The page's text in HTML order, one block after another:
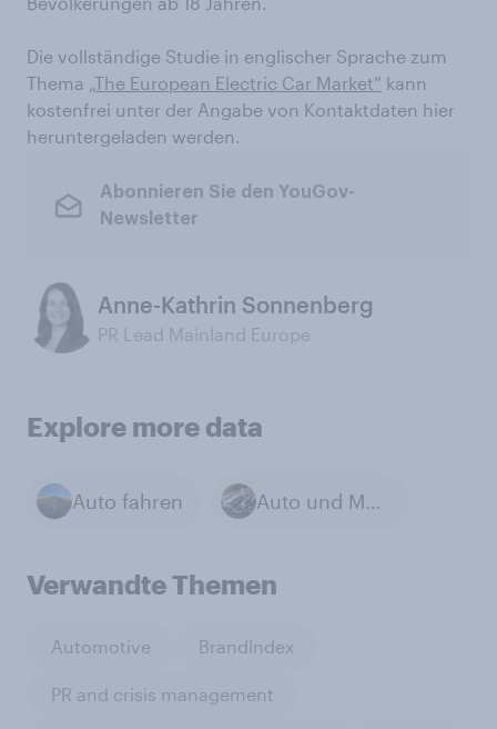
Die vollständige Studie in englischer Sprache zum
Thema „The European Electric Car Market“ kann
kostenfrei unter der Angabe von Kontaktdaten hier
heruntergeladen werden.
Abonnieren Sie den YouGov-
Newsletter
Anne-Kathrin Sonnenberg
PR Lead Mainland Europe
Explore more data
Auto fahren Auto und Mobilität
Verwandte Themen
Automotive BrandIndex
PR and crisis management